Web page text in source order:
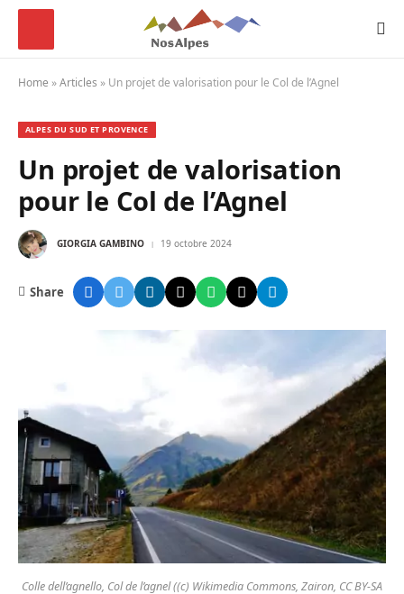
Home »Articles » Un projet de valorisation pour le Col de l’Agnel
ALPES DU SUD ET PROVENCE
Un projet de valorisation
pour le Col de l’Agnel
GIORGIA GAMBINO 19 octobre 2024
Share
Colle dell’agnello, Col de l’agnel ((c) Wikimedia Commons, Zairon, CC BY-SA